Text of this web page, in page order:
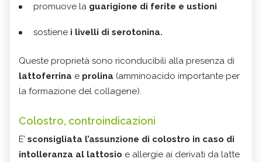
promuove la guarigione di ferite e ustioni
sostiene i livelli di serotonina.
Queste proprietà sono riconducibili alla presenza di
lattoferrina e prolina (amminoacido importante per
la formazione del collagene).
Colostro, controindicazioni
E’ sconsigliata l’assunzione di colostro in caso di
intolleranza al lattosio e allergie ai derivati da latte